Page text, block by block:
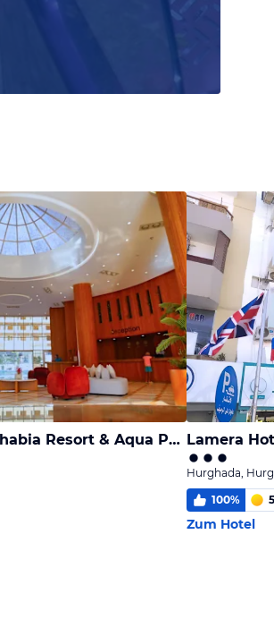
Eagles Downtown Zahabia Resort & Aqua Park Lamera
Hurghada,
100%
Zum Hotel